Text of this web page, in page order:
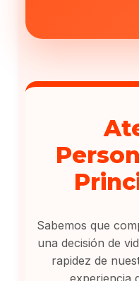
Sabemos que
una decisión de
rapidez de
experiencia